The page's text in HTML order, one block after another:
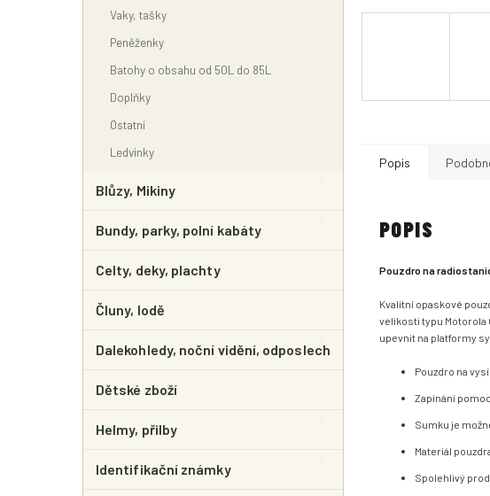
Vaky, tašky
Peněženky
Batohy o obsahu od 50L do 85L
Doplňky
Ostatní
Ledvinky
Blůzy, Mikiny
Bundy, parky, polní kabáty
Celty, deky, plachty
Čluny, lodě
Dalekohledy, noční vidění, odposlech
Dětské zboží
Helmy, přilby
Identifikační známky
Popis
POPIS
Pouzdro na
Kvalitní opaskové
velikosti typu Motorola
upevnit na platformy
Pouzdro na
Zapínání
Sumku je
Materiál
Spolehlivý